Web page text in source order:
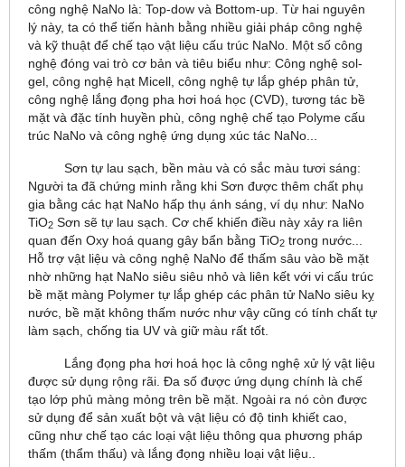
công nghệ NaNo là: Top-dow và Bottom-up. Từ hai nguyên
lý này, ta có thể tiến hành bằng nhiều giải pháp công nghệ
và kỹ thuật để chế tạo vật liệu cấu trúc NaNo. Một số công
nghệ đóng vai trò cơ bản và tiêu biểu như: Công nghệ sol-
gel, công nghệ hạt Micell, công nghệ tự lắp ghép phân tử,
công nghệ lắng đọng pha hơi hoá học (CVD), tương tác bề
mặt và đặc tính huyền phù, công nghệ chế tạo Polyme cấu
trúc NaNo và công nghệ ứng dụng xúc tác NaNo...
Sơn tự lau sạch, bền màu và có sắc màu tươi sáng:
Người ta đã chứng minh rằng khi Sơn được thêm chất phụ
gia bằng các hạt NaNo hấp thụ ánh sáng, ví dụ như: NaNo
TiO2 Sơn sẽ tự lau sạch. Cơ chế khiến điều này xảy ra liên
quan đến Oxy hoá quang gây bẩn bằng TiO2 trong nước...
Hỗ trợ vật liệu và công nghệ NaNo để thấm sâu vào bề mặt
nhờ những hạt NaNo siêu siêu nhỏ và liên kết với vi cấu trúc
bề mặt màng Polymer tự lắp ghép các phân tử NaNo siêu kỵ
nước, bề mặt không thấm nước như vậy cũng có tính chất tự
làm sạch, chống tia UV và giữ màu rất tốt.
Lắng đọng pha hơi hoá học là công nghệ xử lý vật liệu
được sử dụng rộng rãi. Đa số được ứng dụng chính là chế
tạo lớp phủ màng mỏng trên bề mặt. Ngoài ra nó còn được
sử dụng để sản xuất bột và vật liệu có độ tinh khiết cao,
cũng như chế tạo các loại vật liệu thông qua phương pháp
thấm (thẩm thấu) và lắng đọng nhiều loại vật liệu..